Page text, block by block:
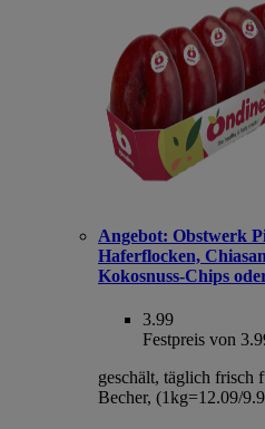
Angebot: Obstwerk
Haferflocken,
Kokosnuss-Chips
3.99
Festpreis von
geschält, täglich frisch
Becher, (1kg=12.09/